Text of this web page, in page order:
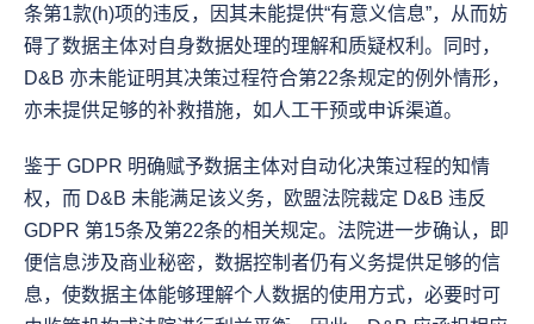
条第1款(h)项的违反，因其未能提供“有意义信息”，从而妨
碍了数据主体对自身数据处理的理解和质疑权利。同时，
D&B 亦未能证明其决策过程符合第22条规定的例外情形，
亦未提供足够的补救措施，如人工干预或申诉渠道。
鉴于 GDPR 明确赋予数据主体对自动化决策过程的知情
权，而 D&B 未能满足该义务，欧盟法院裁定 D&B 违反
GDPR 第15条及第22条的相关规定。法院进一步确认，即
便信息涉及商业秘密，数据控制者仍有义务提供足够的信
息，使数据主体能够理解个人数据的使用方式，必要时可